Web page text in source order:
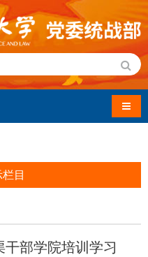
导航
目
部学院培训学习